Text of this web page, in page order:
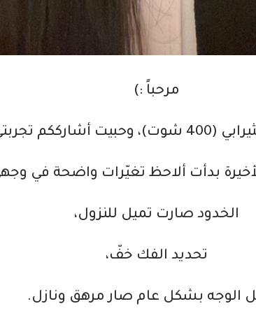
مرحباً :)
بكل صراحة.
بدأت ألاحظ تغيّرات واضحة في
الخدود صارت تميل للنزول،
تحديد الفك خفّ،
الوجه بشكل عام صار مرهق ونازل.